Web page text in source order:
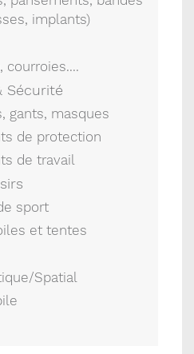
implants)
courroies....
Sécurité
gants, masques
de protection
de travail
sport
et tentes
Spatial